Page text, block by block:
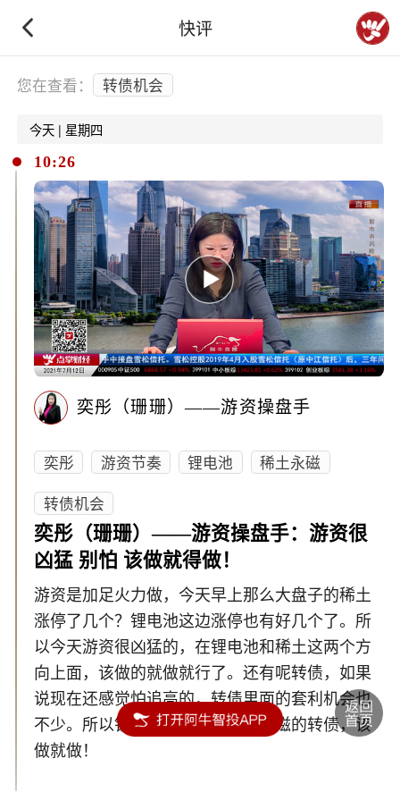
快评
下拉刷新
您在查看： 转债机会
今天 | 星期四
10:26
奕彤（珊珊）——游资操盘手
奕彤 游资节奏 锂电池
稀土永磁
转债机会
奕彤（珊珊）——游资操盘手：游资很
凶猛 别怕 该做就得做！
游资是加足火力做，今天早上那么大盘子的稀土
涨停了几个？锂电池这边涨停也有好几个了。所
以今天游资很凶猛的，在锂电池和稀土这两个方
向上面，该做的就做就行了。还有呢转债，如果
说现在还感觉怕追高的，转债里面的套利机会也
不少。所以锂电池的转债，稀土永磁的转债，该
做就做！